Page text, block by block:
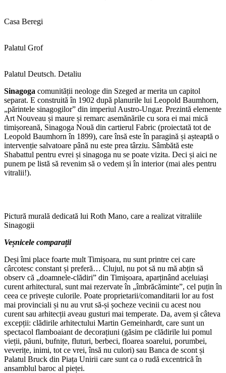
Casa Beregi
Palatul Grof
Palatul Deutsch. Detaliu
Sinagoga comunității neologe din Szeged ar merita un capitol
separat. E construită în 1902 după planurile lui Leopold Baumhorn,
„părintele sinagogilor” din imperiul Austro-Ungar. Prezintă elemente
Art Nouveau și maure și remarc asemănările cu sora ei mai mică
timișoreană, Sinagoga Nouă din cartierul Fabric (proiectată tot de
Leopold Baumhorn în 1899), care însă este în paragină și așteaptă o
intervenție salvatoare până nu este prea târziu. Sâmbătă este
Shabattul pentru evrei și sinagoga nu se poate vizita. Deci și aici ne
punem pe listă să revenim să o vedem și în interior (mai ales pentru
vitralii!).
Pictură murală dedicată lui Roth Mano, care a realizat vitraliile
Sinagogii
Veșnicele comparații
Deși îmi place foarte mult Timișoara, nu sunt printre cei care
cârcotesc constant și preferă… Clujul, nu pot să nu mă abțin să
observ că „doamnele-clădiri” din Timișoara, aparținând aceluiași
curent arhitectural, sunt mai rezervate în „îmbrăcăminte”, cel puțin în
ceea ce privește culorile. Poate proprietarii/comanditarii lor au fost
mai provinciali și nu au vrut să-și șocheze vecinii cu acest nou
curent sau arhitecții aveau gusturi mai temperate. Da, avem și câteva
excepții: clădirile arhitectului Martin Gemeinhardt, care sunt un
spectacol flamboaiant de decorațiuni (găsim pe clădirile lui pomul
vieții, păuni, bufnițe, fluturi, berbeci, floarea soarelui, porumbei,
veverițe, inimi, tot ce vrei, însă nu culori) sau Banca de scont și
Palatul Bruck din Piața Unirii care sunt ca o rudă excentrică în
ansamblul baroc al pieței.